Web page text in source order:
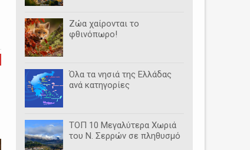
Ζώα χαίρονται το
φθινόπωρο!
Όλα τα νησιά της Ελλάδας
ανά κατηγορίες
ΤΟΠ 10 Μεγαλύτερα Χωριά
του Ν. Σερρών σε πληθυσμό